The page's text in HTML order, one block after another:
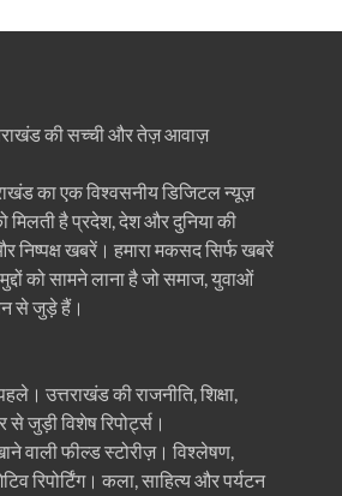
की सच्ची और तेज़ आवाज़
का एक विश्वसनीय डिजिटल न्यूज़
मिलती है प्रदेश, देश और दुनिया की
खबरें। हमारा मकसद सिर्फ खबरें
को सामने लाना है जो समाज, युवाओं
से जुड़े हैं।
उत्तराखंड की राजनीति, शिक्षा,
जुड़ी विशेष रिपोर्ट्स।
वाली फील्ड स्टोरीज़। विश्लेषण,
रिपोर्टिंग। कला, साहित्य और पर्यटन